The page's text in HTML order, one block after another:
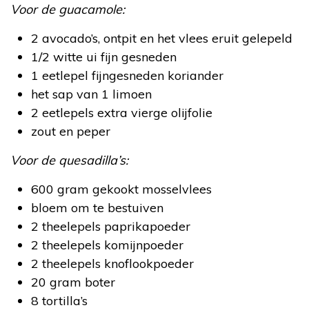
Voor de guacamole:
2 avocado’s, ontpit en het vlees eruit gelepeld
1/2 witte ui fijn gesneden
1 eetlepel fijngesneden koriander
het sap van 1 limoen
2 eetlepels extra vierge olijfolie
zout en peper
Voor de quesadilla’s:
600 gram gekookt mosselvlees
bloem om te bestuiven
2 theelepels paprikapoeder
2 theelepels komijnpoeder
2 theelepels knoflookpoeder
20 gram boter
8 tortilla’s